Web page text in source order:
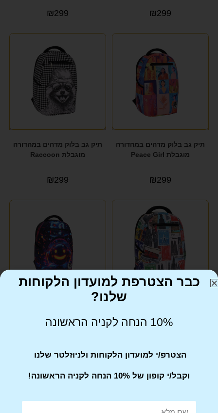
₪299
₪299
תיק גב בלוק מדהים במהדורה
מוגבלת Peace Girl
₪299
תיק גב בלוק מדהים במהדורה
מוגבלת Raccoon
₪299
מוגבלת חותמות STAMPS
מוגבלת סמיילי
כבר הצטרפת למועדון הלקוחות
שלנו?
10% הנחה לקניה הראשונה
הצטרפ/י למועדון הלקוחות ולניוזלטר שלנו
וקבל/י קופון של 10% הנחה לקניה הראשונה!